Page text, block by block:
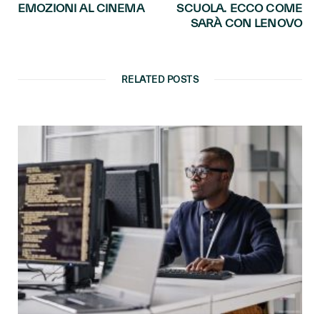
EMOZIONI AL CINEMA
SCUOLA. ECCO COME
SARÀ CON LENOVO
RELATED POSTS